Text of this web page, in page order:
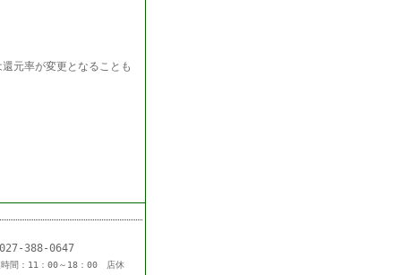
元率が変更となることも
：027-388-0647
時間：11：00～18：00 店休